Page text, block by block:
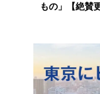
もの」【絶賛